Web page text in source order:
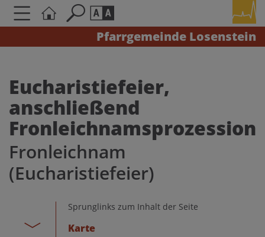
Pfarrgemeinde Losenstein
Schriftgröße
AAA
A A A A A
Eucharistiefeier,
anschließend
Fronleichnamsprozession
Fronleichnam
(Eucharistiefeier)
Sprunglinks zum Inhalt der Seite
Karte